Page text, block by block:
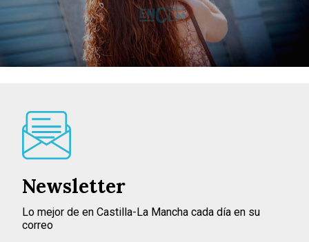
Newsletter
Lo mejor de en Castilla-La Mancha cada día en su
correo